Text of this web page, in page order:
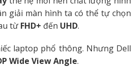
giải màn hình ta có thể tự chọn
từ FHD+ đến UHD.
laptop phổ thông. Nhưng Dell
Wide View Angle.